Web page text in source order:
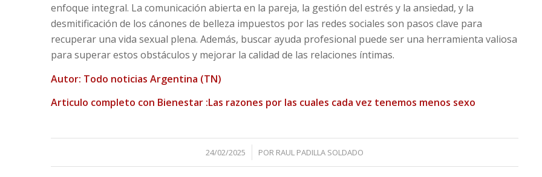
enfoque integral. La comunicación abierta en la pareja, la gestión del estrés y la ansiedad, y la
desmitificación de los cánones de belleza impuestos por las redes sociales son pasos clave para
recuperar una vida sexual plena. Además, buscar ayuda profesional puede ser una herramienta valiosa
para superar estos obstáculos y mejorar la calidad de las relaciones íntimas.
Autor: Todo noticias Argentina (TN)
Articulo completo con Bienestar :Las razones por las cuales cada vez tenemos menos sexo
24/02/2025
/ POR RAUL PADILLA SOLDADO